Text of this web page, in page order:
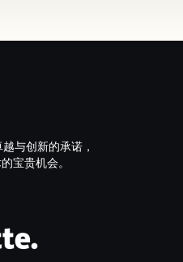
与创新的承诺，
宝贵机会。